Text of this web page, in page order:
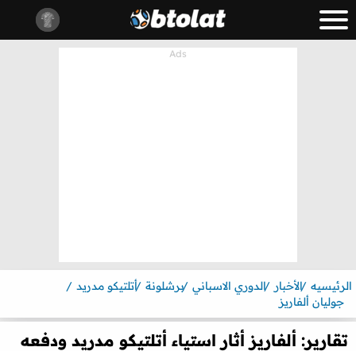
الرئيسيه الأخبار الدوري الاسباني برشلونة أتلتيكو مدريد
جوليان ألفاريز
تقارير: ألفاريز أثار استياء أتلتيكو مدريد ودفعه